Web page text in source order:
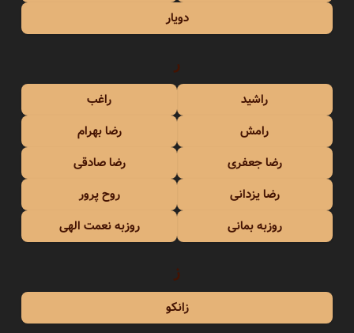
دویار
ر
راشید
راغب
رامش
رضا بهرام
رضا جعفری
رضا صادقی
رضا یزدانی
روح پرور
روزبه بمانی
روزبه نعمت الهی
ز
زانکو